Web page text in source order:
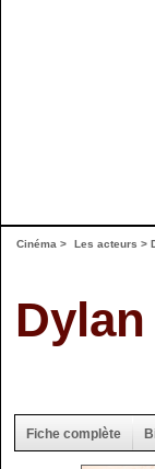
Cinéma > Les acteurs >
Fiche complète